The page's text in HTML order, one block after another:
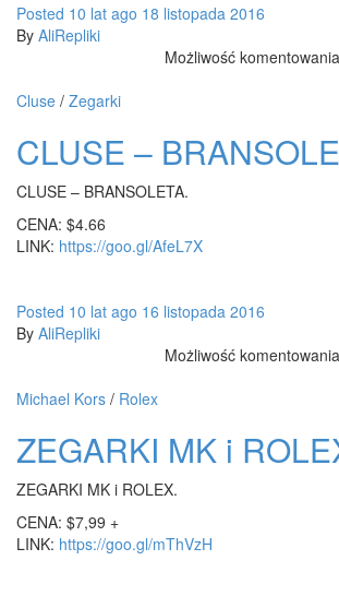
Posted 10 lat ago 18 listopada 2016
By AliRepliki
Możliwość komentowania
Cluse / Zegarki
CLUSE –
CLUSE – BRANSOLETA.
CENA: $4.66
LINK: https://goo.gl/AfeL7X
Posted 10 lat ago 16 listopada 2016
By AliRepliki
Możliwość komentowania
Michael Kors / Rolex
ZEGARKI MK i
ZEGARKI MK i ROLEX.
CENA: $7,99 +
LINK: https://goo.gl/mThVzH